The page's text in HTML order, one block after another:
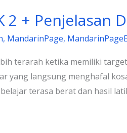
2 + Penjelasan
, MandarinPage,
terarah ketika memiliki
yang langsung menghafal
terasa berat dan hasil